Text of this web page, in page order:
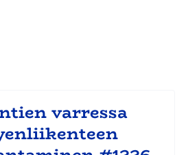
varressa